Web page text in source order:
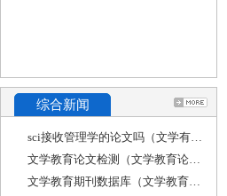
综合新闻
sci接收管理学的论文吗（文学有sci吗）
文学教育论文检测（文学教育论文大赛）
文学教育期刊数据库（文学教育杂志社官网）